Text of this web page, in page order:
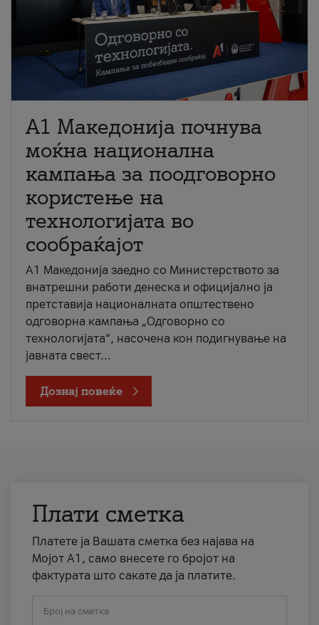
A1 Македонија почнува
моќна национална
кампања за поодговорно
користење на
технологијата во
сообраќајот
A1 Македонија заедно со Министерството за
внатрешни работи денеска и официјално ја
претставија националната општествено
одговорна кампања „Одговорно со
технологијата“, насочена кон подигнување на
јавната свест...
Дознај повеќе
Плати сметка
Платете ја Вашата сметка без најава на
Мојот А1, само внесете го бројот на
фактурата што сакате да ја платите.
Број на сметка